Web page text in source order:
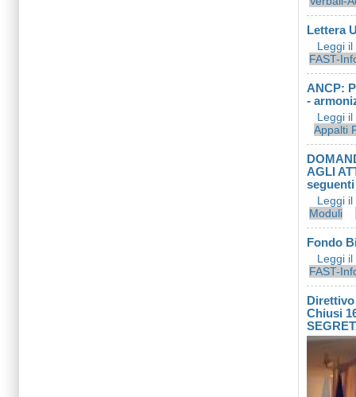
Lettera
Leggi
FAST-
ANCP:
-
Leggi
Appalti
AGLI
seguenti
Leggi
Moduli
Fondo
Leggi
FAST-
Chiusi